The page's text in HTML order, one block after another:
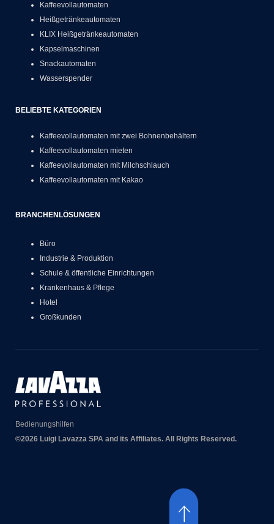
Kaffeevollautomaten
Heißgetränkeautomaten
KLIX Heißgetränkeautomaten
Kapselmaschinen
Snackautomaten
Wasserspender
BELIEBTE KATEGORIEN
Kaffeevollautomaten mit zwei Bohnenbehältern
Kaffeevollautomaten mieten
Kaffeevollautomaten mit Milchschlauch
Kaffeevollautomaten mit Kakao
BRANCHENLÖSUNGEN
Büro
Industrie & Produktion
Schule & öffentliche Einrichtungen
Krankenhaus & Pflege
Hotel
Großkunden
Bedienungshilfen
©2026 Luigi Lavazza SPA and its Affiliates. All Rights Reserved.